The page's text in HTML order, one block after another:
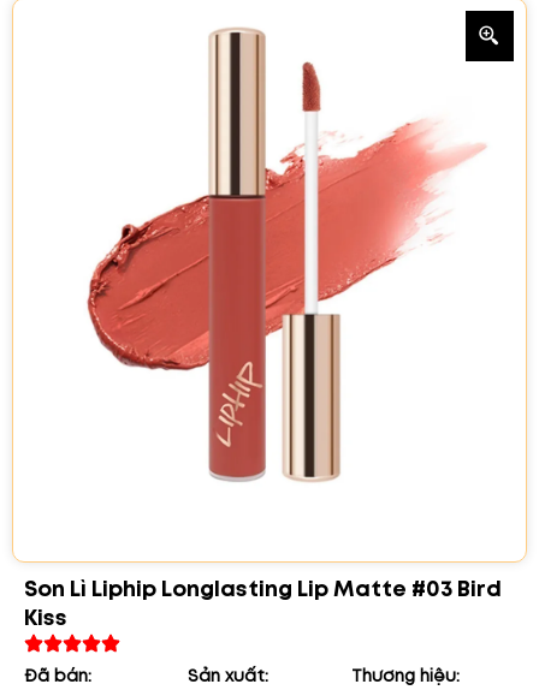
Son Lì Liphip Longlasting Lip Matte #03 Bird
Kiss
Đã bán: Sản xuất: Thương hiệu: